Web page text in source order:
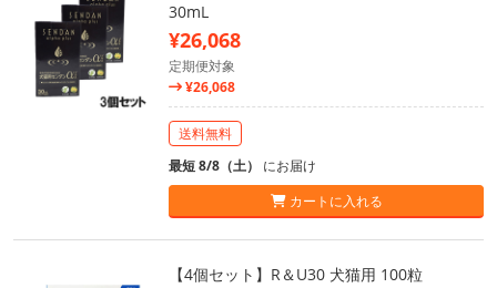
30mL
¥26,068
定期便対象
¥26,068
送料無料
最短 8/8（土） にお届け
カートに入れる
【4個セット】R＆U30 犬猫用 100粒